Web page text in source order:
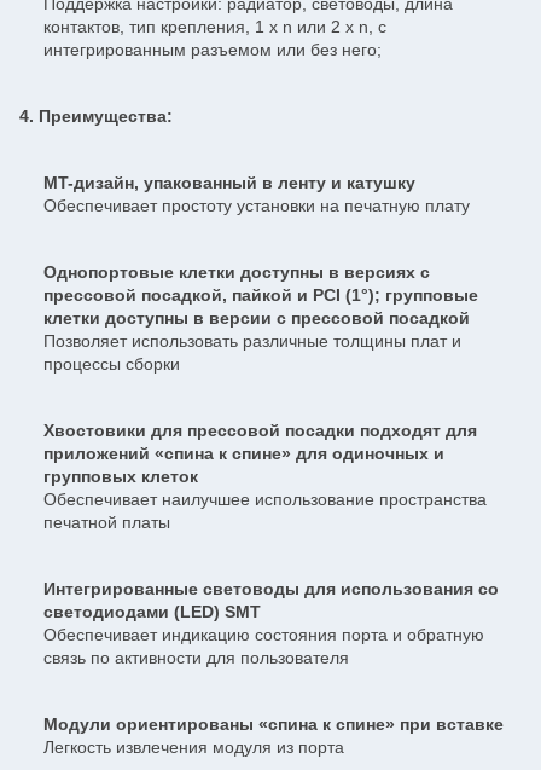
контактов, тип крепления, 1 x n или 2 x n, с
интегрированным разъемом или без него;
4. Преимущества:
MT-дизайн, упакованный в ленту и катушку
Обеспечивает простоту установки на печатную плату
Однопортовые клетки доступны в версиях с
прессовой посадкой, пайкой и PCI (1°); групповые
клетки доступны в версии с прессовой посадкой
Позволяет использовать различные толщины плат и
процессы сборки
Хвостовики для прессовой посадки подходят для
приложений «спина к спине» для одиночных и
групповых клеток
Обеспечивает наилучшее использование пространства
печатной платы
Интегрированные световоды для использования со
светодиодами (LED) SMT
Обеспечивает индикацию состояния порта и обратную
связь по активности для пользователя
Модули ориентированы «спина к спине» при вставке
Легкость извлечения модуля из порта